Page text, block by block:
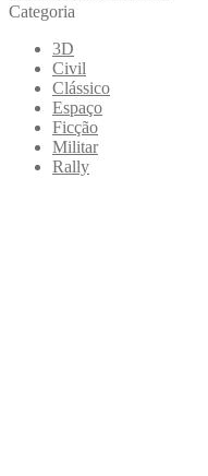
Categoria
3D
Civil
Clássico
Espaço
Ficção
Militar
Rally